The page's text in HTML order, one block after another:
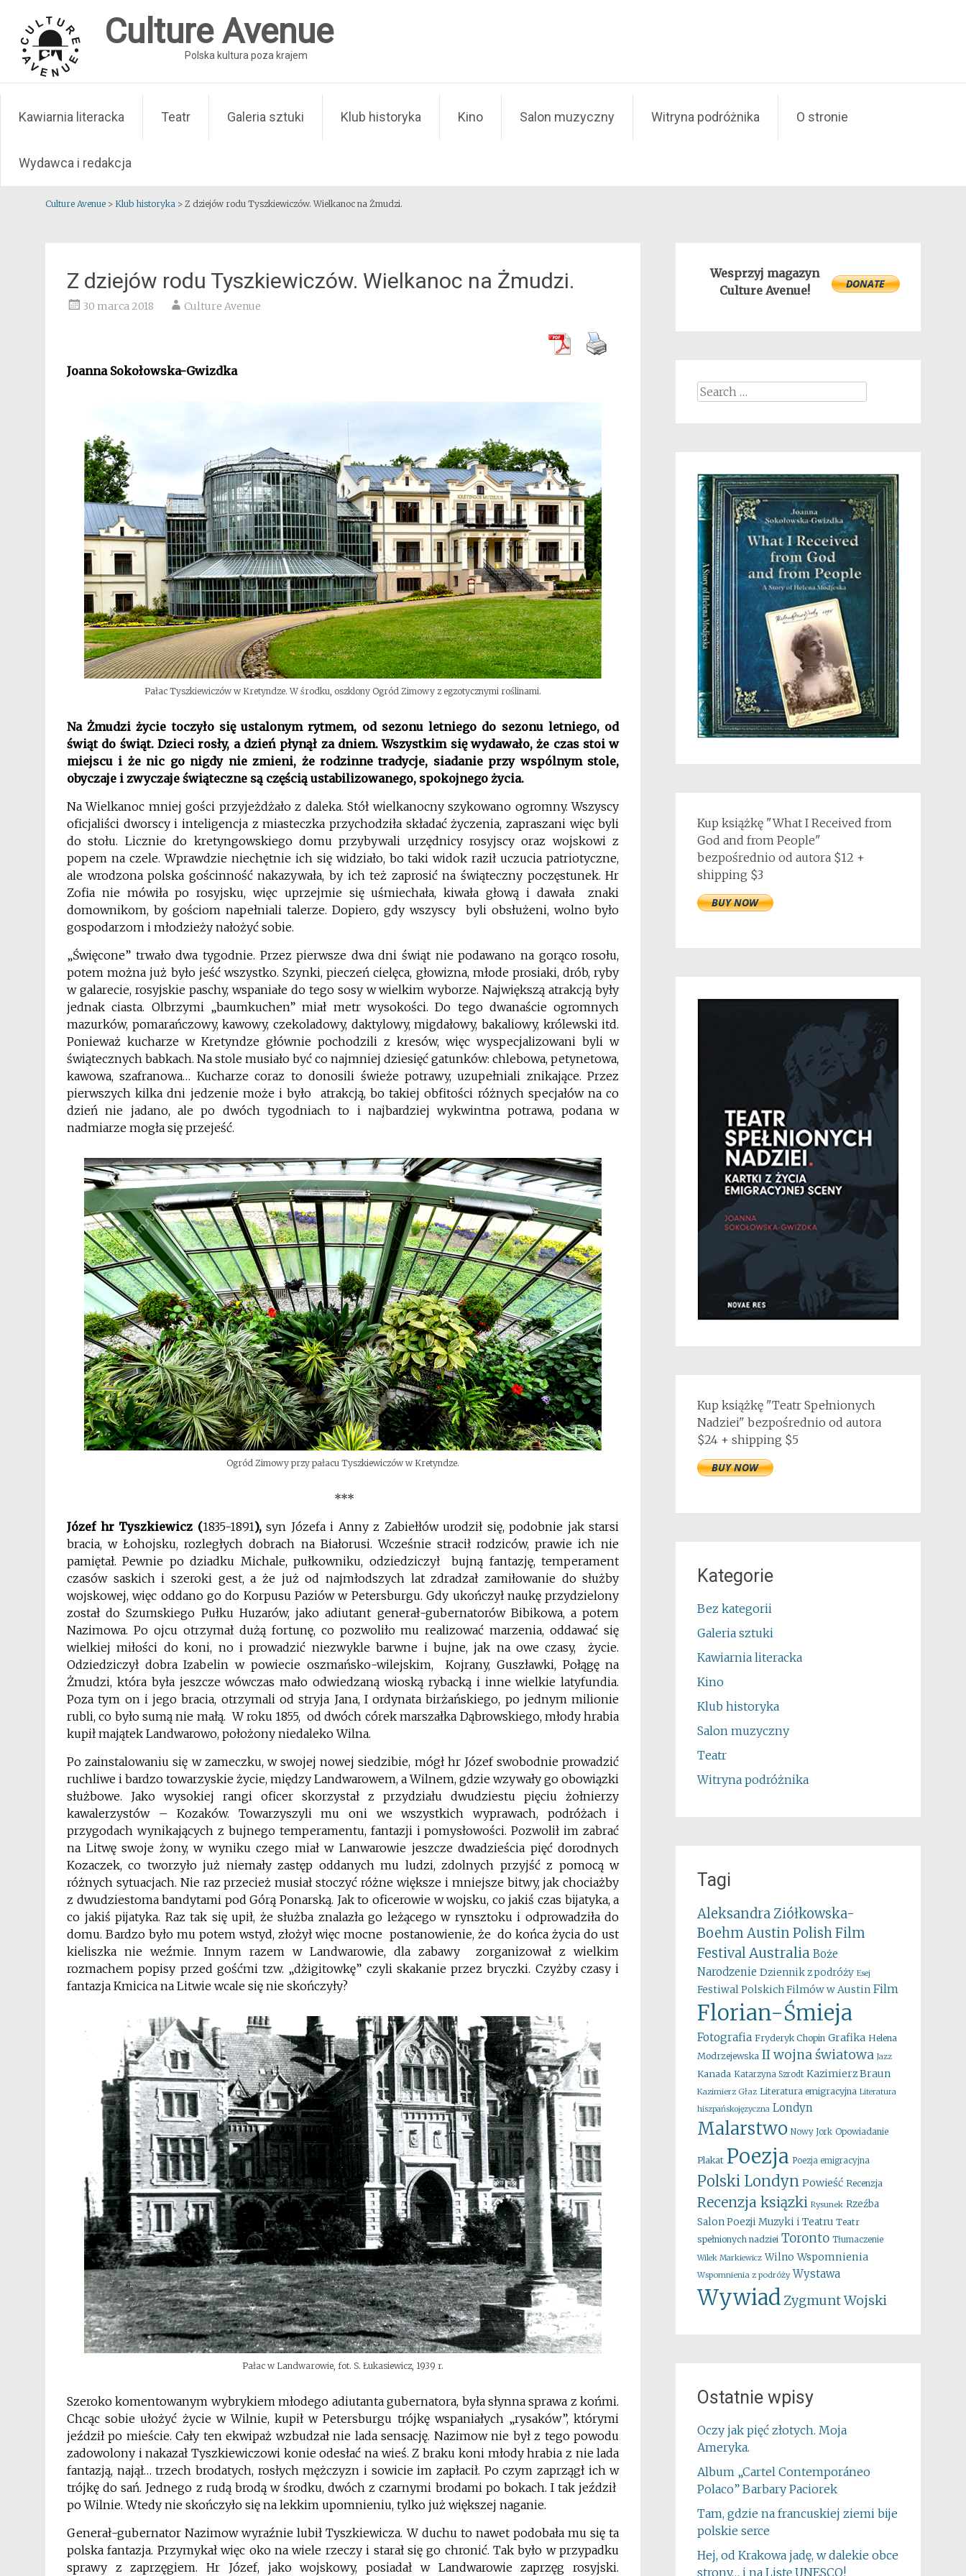
content
Culture Avenue
Polska kultura poza krajem
Kawiarnia literacka Teatr Galeria sztuki Klub historyka Kino Salon muzyczny Witryna podróżnika O stronie
Wydawca i redakcja
Culture Avenue > Klub historyka > Z dziejów rodu Tyszkiewiczów. Wielkanoc na Żmudzi.
Z dziejów rodu Tyszkiewiczów. Wielkanoc na Żmudzi.
30 marca 2018 Culture Avenue
Joanna Sokołowska-Gwizdka
Pałac Tyszkiewiczów w Kretyndze. W środku, oszklony Ogród Zimowy z egzotycznymi roślinami.
Na Żmudzi życie toczyło się ustalonym rytmem, od sezonu letniego do sezonu letniego, od
świąt do świąt. Dzieci rosły, a dzień płynął za dniem. Wszystkim się wydawało, że czas stoi w
miejscu i że nic go nigdy nie zmieni, że rodzinne tradycje, siadanie przy wspólnym stole,
obyczaje i zwyczaje świąteczne są częścią ustabilizowanego, spokojnego życia.
Na Wielkanoc mniej gości przyjeżdżało z daleka. Stół wielkanocny szykowano ogromny. Wszyscy
oficjaliści dworscy i inteligencja z miasteczka przychodziła składać życzenia, zapraszani więc byli
do stołu. Licznie do kretyngowskiego domu przybywali urzędnicy rosyjscy oraz wojskowi z
popem na czele. Wprawdzie niechętnie ich się widziało, bo taki widok raził uczucia patriotyczne,
ale wrodzona polska gościnność nakazywała, by ich też zaprosić na świąteczny poczęstunek. Hr
Zofia nie mówiła po rosyjsku, więc uprzejmie się uśmiechała, kiwała głową i dawała znaki
domownikom, by gościom napełniali talerze. Dopiero, gdy wszyscy byli obsłużeni, wolno było
gospodarzom i młodzieży nałożyć sobie.
„Święcone” trwało dwa tygodnie. Przez pierwsze dwa dni świąt nie podawano na gorąco rosołu,
potem można już było jeść wszystko. Szynki, pieczeń cielęca, głowizna, młode prosiaki, drób, ryby
w galarecie, rosyjskie paschy, wspaniałe do tego sosy w wielkim wyborze. Największą atrakcją były
jednak ciasta. Olbrzymi „baumkuchen” miał metr wysokości. Do tego dwanaście ogromnych
mazurków, pomarańczowy, kawowy, czekoladowy, daktylowy, migdałowy, bakaliowy, królewski itd.
Ponieważ kucharze w Kretyndze głównie pochodzili z kresów, więc wyspecjalizowani byli w
świątecznych babkach. Na stole musiało być co najmniej dziesięć gatunków: chlebowa, petynetowa,
kawowa, szafranowa… Kucharze coraz to donosili świeże potrawy, uzupełniali znikające. Przez
pierwszych kilka dni jedzenie może i było atrakcją, bo takiej obfitości różnych specjałów na co
dzień nie jadano, ale po dwóch tygodniach to i najbardziej wykwintna potrawa, podana w
nadmiarze mogła się przejeść.
Ogród Zimowy przy pałacu Tyszkiewiczów w Kretyndze.
***
Józef hr Tyszkiewicz (1835-1891),syn Józefa i Anny z Zabiełłów urodził się, podobnie jak starsi
bracia, w Łohojsku, rozległych dobrach na Białorusi. Wcześnie stracił rodziców, prawie ich nie
pamiętał. Pewnie po dziadku Michale, pułkowniku, odziedziczył bujną fantazję, temperament
czasów saskich i szeroki gest, a że już od najmłodszych lat zdradzał zamiłowanie do służby
wojskowej, więc oddano go do Korpusu Paziów w Petersburgu. Gdy ukończył naukę przydzielony
został do Szumskiego Pułku Huzarów, jako adiutant generał-gubernatorów Bibikowa, a potem
Nazimowa. Po ojcu otrzymał dużą fortunę, co pozwoliło mu realizować marzenia, oddawać się
wielkiej miłości do koni, no i prowadzić niezwykle barwne i bujne, jak na owe czasy, życie.
Odziedziczył dobra Izabelin w powiecie oszmańsko-wilejskim, Kojrany, Guszławki, Połągę na
Żmudzi, która była jeszcze wówczas mało odwiedzaną wioską rybacką i inne wielkie latyfundia.
Poza tym on i jego bracia, otrzymali od stryja Jana, I ordynata birżańskiego, po jednym milionie
rubli, co było sumą nie małą. W roku 1855, od dwóch córek marszałka Dąbrowskiego, młody hrabia
kupił majątek Landwarowo, położony niedaleko Wilna.
Po zainstalowaniu się w zameczku, w swojej nowej siedzibie, mógł hr Józef swobodnie prowadzić
ruchliwe i bardzo towarzyskie życie, między Landwarowem, a Wilnem, gdzie wzywały go obowiązki
służbowe. Jako wysokiej rangi oficer skorzystał z przydziału dwudziestu pięciu żołnierzy
kawalerzystów – Kozaków. Towarzyszyli mu oni we wszystkich wyprawach, podróżach i
przygodach wynikających z bujnego temperamentu, fantazji i pomysłowości. Pozwolił im zabrać
na Litwę swoje żony, w wyniku czego miał w Lanwarowie jeszcze dwadzieścia pięć dorodnych
Kozaczek, co tworzyło już niemały zastęp oddanych mu ludzi, zdolnych przyjść z pomocą w
różnych sytuacjach. Nie raz przecież musiał stoczyć różne większe i mniejsze bitwy, jak chociażby
z dwudziestoma bandytami pod Górą Ponarską. Jak to oficerowie w wojsku, co jakiś czas bijatyka, a
co jakiś pijatyka. Raz tak się upił, że służba znalazła go leżącego w rynsztoku i odprowadziła do
domu. Bardzo było mu potem wstyd, złożył więc mocne postanowienie, że do końca życia do ust
kieliszka nie weźmie. Innym razem w Landwarowie, dla zabawy zorganizował z wielkim
rozmachem popisy przed gośćmi tzw. „dżigitowkę” czyli skakanie przez bryczki. Czyżby czasy i
fantazja Kmicica na Litwie wcale się nie skończyły?
Pałac w Landwarowie, fot. S. Łukasiewicz, 1939 r.
Szeroko komentowanym wybrykiem młodego adiutanta gubernatora, była słynna sprawa z końmi.
Chcąc sobie ułożyć życie w Wilnie, kupił w Petersburgu trójkę wspaniałych „rysaków”, którymi
jeździł po mieście. Cały ten ekwipaż wzbudzał nie lada sensację. Nazimow nie był z tego powodu
zadowolony i nakazał Tyszkiewiczowi konie odesłać na wieś. Z braku koni młody hrabia z nie lada
fantazją, najął… trzech brodatych, rosłych mężczyzn i sowicie im zapłacił. Po czym zaprzągł ich w
trójkę do sań. Jednego z rudą brodą w środku, dwóch z czarnymi brodami po bokach. I tak jeździł
po Wilnie. Wtedy nie skończyło się na lekkim upomnieniu, tylko już większej naganie.
Generał-gubernator Nazimow wyraźnie lubił Tyszkiewicza. W duchu to nawet podobała mu się ta
polska fantazja. Przymykał więc oko na wiele rzeczy i starał się go chronić. Tak było w przypadku
sprawy z zaprzęgiem. Hr Józef, jako wojskowy, posiadał w Landwarowie zaprzęg rosyjski.
Wesprzyj magazyn
Culture Avenue!
Search
Kup książkę "What I Received from
God and from People"
bezpośrednio od autora $12 +
shipping $3
Kup książkę "Teatr Spełnionych
Nadziei" bezpośrednio od autora
$24 + shipping $5
Kategorie
Bez kategorii
Galeria sztuki
Kawiarnia literacka
Kino
Klub historyka
Salon muzyczny
Teatr
Witryna podróżnika
Tagi
Aleksandra Ziółkowska-
Boehm Austin Polish Film
FestivalAustralia Boże
Narodzenie Dziennik z podróży Esej
Festiwal Polskich Filmów w Austin Film
Florian-Śmieja
Fotografia Fryderyk Chopin Grafika Helena
Modrzejewska II wojna światowa Jazz
Kanada Katarzyna Szrodt Kazimierz Braun
Kazimierz Głaz Literatura emigracyjna Literatura
hiszpańskojęzyczna Londyn
Malarstwo Nowy Jork Opowiadanie
Plakat Poezja Poezja emigracyjna
Polski Londyn Powieść Recenzja
Recenzja ksiązki Rysunek Rzeźba
Salon Poezji Muzyki i Teatru Teatr
spełnionych nadziei Toronto Tłumaczenie
Wilek Markiewicz Wilno Wspomnienia
Wspomnienia z podróży Wystawa
WywiadZygmunt Wojski
Ostatnie wpisy
Oczy jak pięć złotych. Moja
Ameryka.
Album „Cartel Contemporáneo
Polaco” Barbary Paciorek
Tam, gdzie na francuskiej ziemi bije
polskie serce
Hej, od Krakowa jadę, w dalekie obce
strony… i na Listę UNESCO!